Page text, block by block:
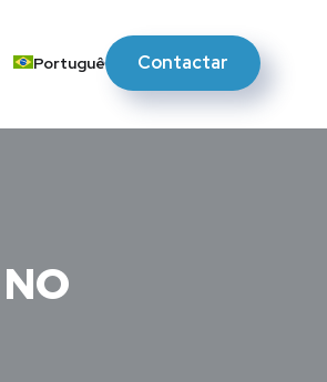
Português Contactar